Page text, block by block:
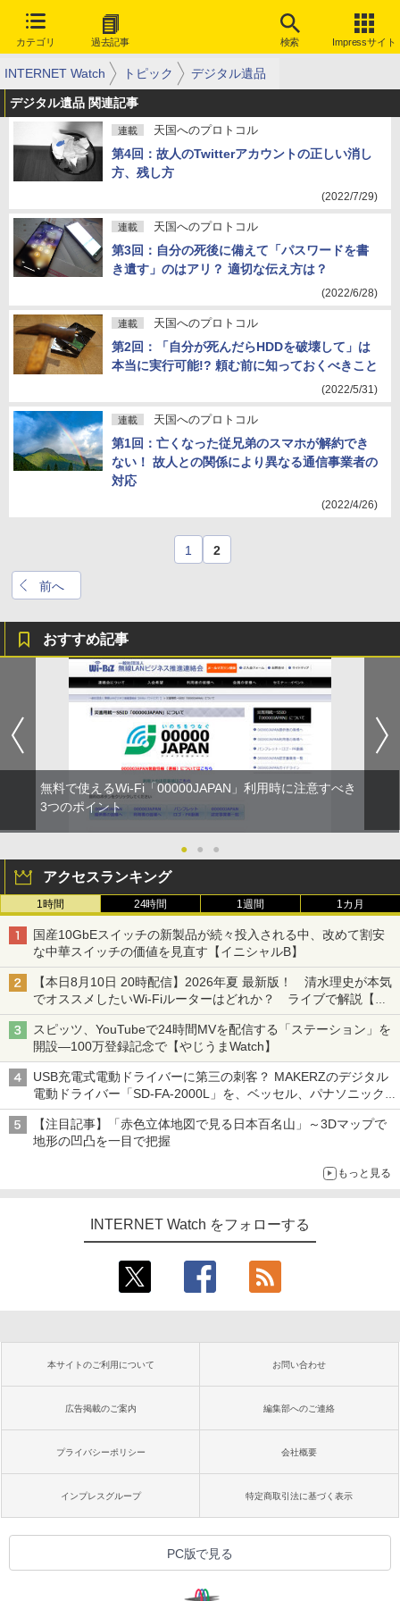
カテゴリ 過去記事 検索 Impressサイト
INTERNET Watch トピック デジタル遺品
デジタル遺品 関連記事
連載 天国へのプロトコル
第4回：故人のTwitterアカウントの正しい消し
方、残し方
(2022/7/29)
連載 天国へのプロトコル
第3回：自分の死後に備えて「パスワードを書
き遺す」のはアリ？ 適切な伝え方は？
(2022/6/28)
連載 天国へのプロトコル
第2回：「自分が死んだらHDDを破壊して」は
本当に実行可能!? 頼む前に知っておくべきこと
(2022/5/31)
連載 天国へのプロトコル
第1回：亡くなった従兄弟のスマホが解約でき
ない！ 故人との関係により異なる通信事業者の
対応
(2022/4/26)
前へ
1 2
おすすめ記事
無料で使えるWi-Fi「00000JAPAN」利用時に注意すべき
3つのポイント
● ● ●
アクセスランキング
1時間 24時間 1週間 1カ月
国産10GbEスイッチの新製品が続々投入される中、改めて割安
な中華スイッチの価値を見直す【イニシャルB】
【本日8月10日 20時配信】2026年夏 最新版！ 清水理史が本気
でオススメしたいWi-Fiルーターはどれか？ ライブで解説【清
水理史の「イニシャルB」チャンネル】
スピッツ、YouTubeで24時間MVを配信する「ステーション」を
開設―100万登録記念で【やじうまWatch】
USB充電式電動ドライバーに第三の刺客？ MAKERZのデジタル
電動ドライバー「SD-FA-2000L」を、ベッセル、パナソニック
と比較してみた記事に注目が集まる【アクセスランキング】
【注目記事】「赤色立体地図で見る日本百名山」～3Dマップで
地形の凹凸を一目で把握
もっと見る
INTERNET Watch をフォローする
本サイトのご利用について お問い合わせ
広告掲載のご案内 編集部へのご連絡
プライバシーポリシー 会社概要
インプレスグループ 特定商取引法に基づく表示
PC版で見る